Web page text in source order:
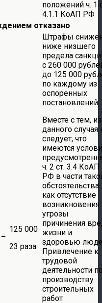
положений ч. 1
4.1.1 КоАП РФ
отказано
125 000
23 раза
Штрафы
ниже низшего
предела
с 260 000
до 125 000
по каждому из
оспоренных
постановлений.
Вместе с тем, из
данного случая
следует, что
имеются
ч. 2 ст. 3.4 КоАП
РФ в части
обстоятельства
как отсутствие
возникновения
угрозы
причинения
жизни и
здоровью
Привлечение к
трудовой
деятельности
производству
строительных
работ